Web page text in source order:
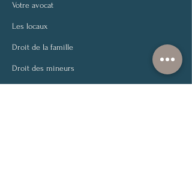
Votre avocat
Les locaux
Droit de la famille
Droit des mineurs